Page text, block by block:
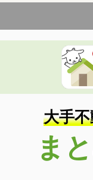
建物
土
埼玉県さいたま市
価
住 所
建物
土地
埼玉県川口市前上町
価
大手
ま